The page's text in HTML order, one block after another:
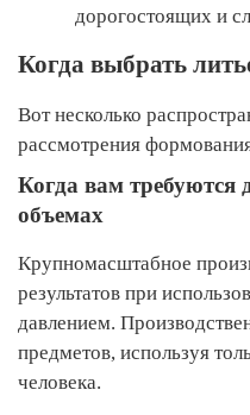
дорогостоящих и
Когда выбрать
Вот несколько
рассмотрения
Когда вам требуются
объемах
Крупномасштабное
результатов при
давлением.
предметов, используя
человека.